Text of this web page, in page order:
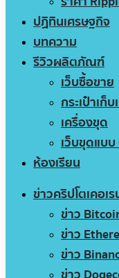
ปฏิทินเศรษฐกิจ
บทความ
รีวิวผลิตภัณฑ์
เว็บซื้อขาย
กระเป๋าเก็
เครื่องขุด
เว็บขุดแบ
ห้องเรียน
ข่าวคริปโตเคอเ
ข่าว
ข่าว
ข่าว